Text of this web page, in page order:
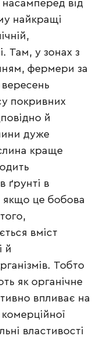
від
найкращі
Там, у зонах з
фермери за
покривних
й
дуже
краще
ґрунті в
якщо це бобова
вміст
й
Тобто
як органічне
впливає на
властивості